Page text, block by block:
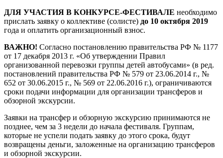
ДЛЯ УЧАСТИЯ В КОНКУРСЕ-ФЕСТИВАЛЕ необходимо
прислать заявку о коллективе (солисте) до 10 октября 2019
года и оплатить организационный взнос.
ВАЖНО! Согласно постановлению правительства РФ № 1177
от 17 декабря 2013 г. «Об утверждении Правил
организованной перевозки группы детей автобусами» (в ред.
постановлений правительства РФ № 579 от 23.06.2014 г., №
652 от 30.06.2015 г., № 569 от 22.06.2016 г.), ограничиваются
сроки подачи информации для организации трансферов и
обзорной экскурсии.
Заявки на трансфер и обзорную экскурсию принимаются не
позднее, чем за 3 недели до начала фестиваля. Группам,
которые не успели подать заявку до этого срока, будут
возвращены деньги, заложенные на организацию трансферов
и обзорной экскурсии.